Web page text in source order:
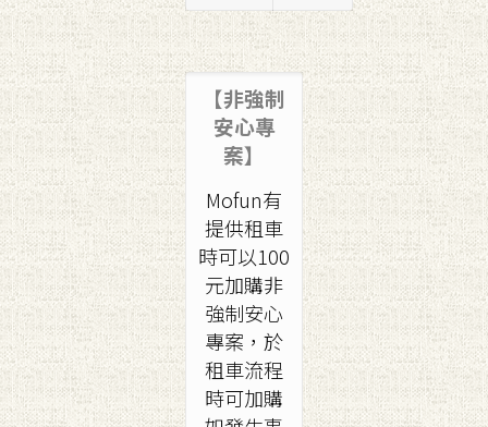
【非強制
安心專
案】
Mofun有
提供租車
時可以100
元加購非
強制安心
專案，於
租車流程
時可加購